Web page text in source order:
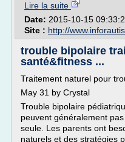
Lire la suite
Date: 2015-10-15
Site : http://
trouble bipolaire
santé&fitness ...
Traitement naturel pour
May 31 by Crystal
Trouble bipolaire
peuvent généralement
seule. Les parents ont
naturels et des stratégies